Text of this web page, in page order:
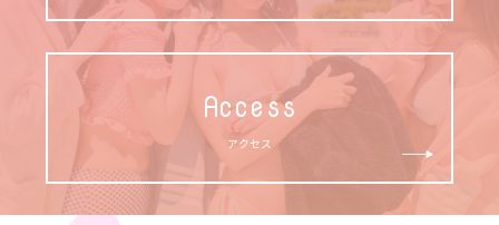
Access
アクセス